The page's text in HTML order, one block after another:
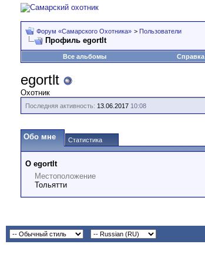
Форум «Самарского Охотника» > Пользователи
Профиль egortlt
Все альбомы
Справка
egortlt
Охотник
Последняя активность: 13.06.2017 10:08
Обо мне Статистика
О egortlt
Местоположение
Тольятти